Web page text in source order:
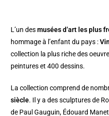
L’un desmusées d’art les plus
hommage à l’enfant du pays :
collection la plus riche des
peintures et 400 dessins.
La collection comprend de
siècle. Il y a des sculptures de
de Paul Gauguin, Édouard